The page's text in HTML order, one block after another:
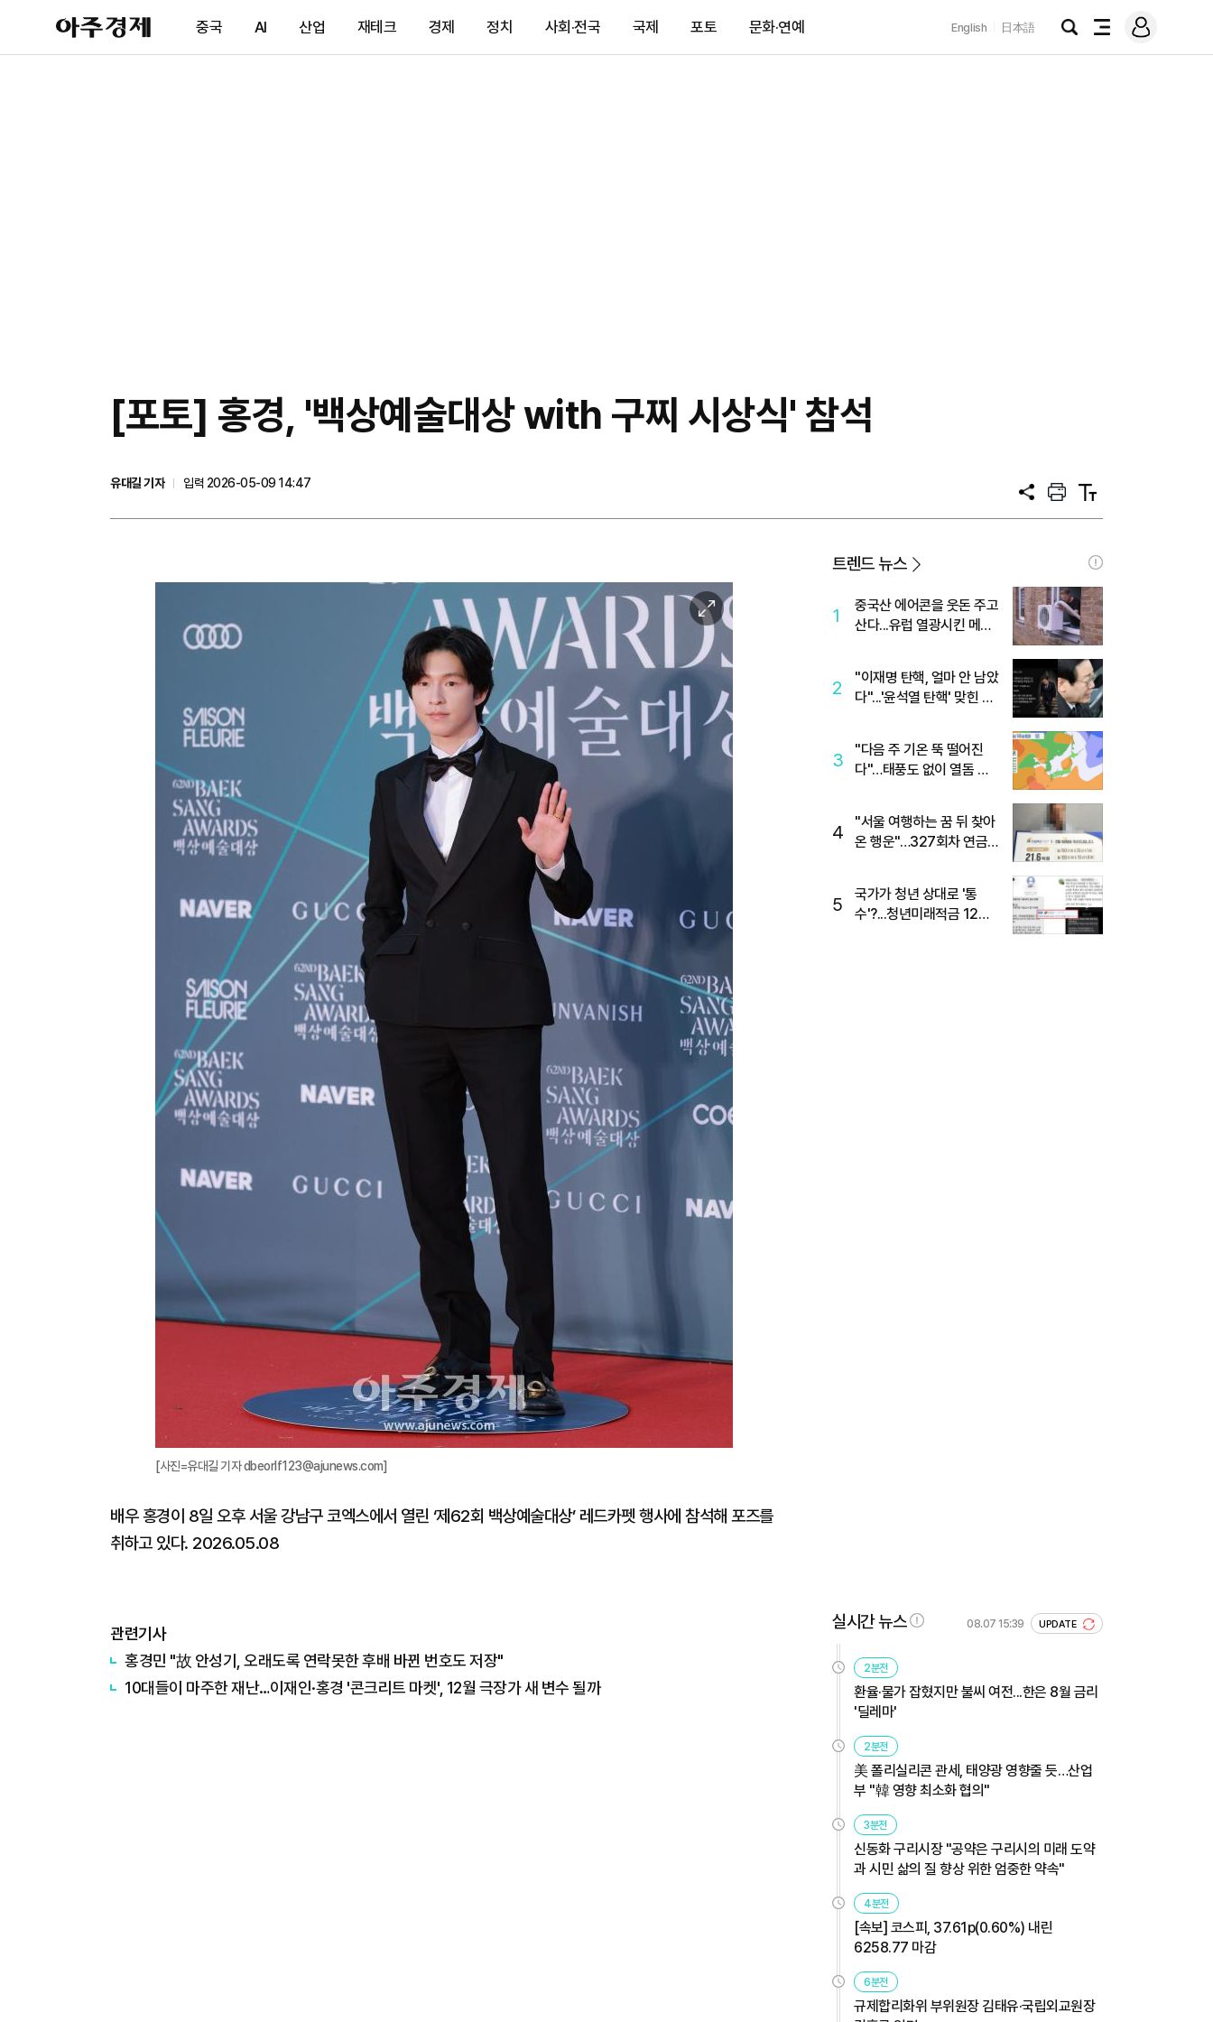
아
주
제
중국 AI 산업 재테크 경제 정치 사회·전국 국제 포토 문화·연예 English 日本語
검
전
메
그
[포토] 홍경, '백상예술대상 with 구찌 시상식' 참석
유대길 기자
입력 2026-05-09 14:47
공
프
트
텍
트
이
미
지
확
[사진=유대길 기자 dbeorlf123@ajunews.com]
배우 홍경이 8일 오후 서울 강남구 코엑스에서 열린 ‘제62회 백상예술대상’ 레드카펫 행사에 참석해 포즈를
취하고 있다. 2026.05.08
관련기사
홍경민 "故 안성기, 오래도록 연락못한 후배 바뀐 번호도 저장"
10대들이 마주한 재난…이재인·홍경 '콘크리트 마켓', 12월 극장가 새 변수 될까
트렌드 뉴스
1
중국산 에어콘을 웃돈 주고
산다...유럽 열광시킨 메이
2
"이재명 탄핵, 얼마 안 남았
다"...'윤석열 탄핵' 맞힌 무
3
"다음 주 기온 뚝 떨어진
다"…태풍도 없이 열돔 박
4
"서울 여행하는 꿈 뒤 찾아
온 행운"…327회차 연금
5
국가가 청년 상대로 '통
수'?...청년미래적금 12%
실시간 뉴스 08.07 15:39 UPDATE
2분전
환율·물가 잡혔지만 불씨 여전...한은 8월 금리
'딜레마'
2분전
美 폴리실리콘 관세, 태양광 영향줄 듯…산업
부 "韓 영향 최소화 협의"
3분전
신동화 구리시장 "공약은 구리시의 미래 도약
과 시민 삶의 질 향상 위한 엄중한 약속"
4분전
[속보] 코스피, 37.61p(0.60%) 내린
6258.77 마감
6분전
규제합리화위 부위원장 김태유·국립외교원장